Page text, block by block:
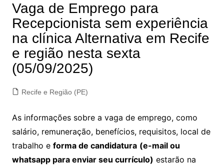
Vaga de Emprego para
Recepcionista sem experiência
na clínica Alternativa em Recife
e região nesta sexta
(05/09/2025)
Recife e Região (PE)
As informações sobre a vaga de emprego, como
salário, remuneração, benefícios, requisitos, local de
trabalho e forma de candidatura (e-mail ou
whatsapp para enviar seu currículo) estarão na